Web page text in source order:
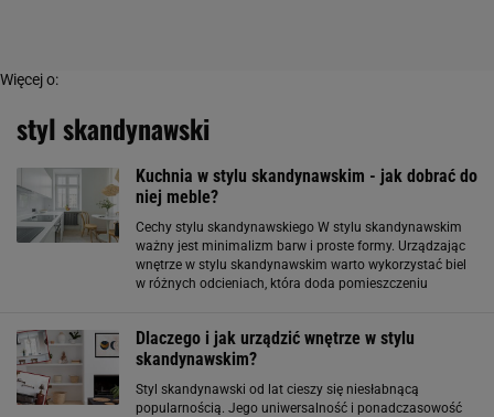
Więcej o:
styl skandynawski
Kuchnia w stylu skandynawskim - jak dobrać do
niej meble?
Cechy stylu skandynawskiego W stylu skandynawskim
ważny jest minimalizm barw i proste formy. Urządzając
wnętrze w stylu skandynawskim warto wykorzystać biel
w różnych odcieniach, która doda pomieszczeniu
Dlaczego i jak urządzić wnętrze w stylu
skandynawskim?
Styl skandynawski od lat cieszy się niesłabnącą
popularnością. Jego uniwersalność i ponadczasowość